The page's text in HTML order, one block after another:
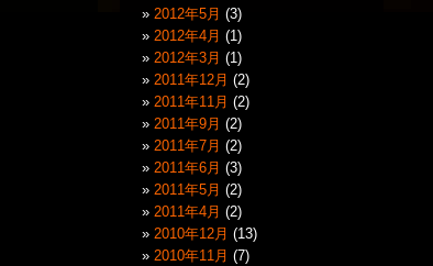
2012年5月 (3)
2012年4月 (1)
2012年3月 (1)
2011年12月 (2)
2011年11月 (2)
2011年9月 (2)
2011年7月 (2)
2011年6月 (3)
2011年5月 (2)
2011年4月 (2)
2010年12月 (13)
2010年11月 (7)